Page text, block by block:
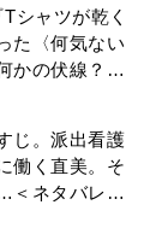
シャツが乾く
た〈何気ない
かの伏線？」
じ。派出看護
働く直美。そ
＜ネタバレあ